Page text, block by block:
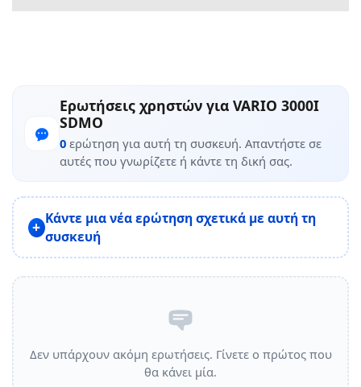
Ερωτήσεις χρηστών για VARIO 3000I
SDMO
0 ερώτηση για αυτή τη συσκευή. Απαντήστε σε
αυτές που γνωρίζετε ή κάντε τη δική σας.
Κάντε μια νέα ερώτηση σχετικά με αυτή τη
συσκευή
Δεν υπάρχουν ακόμη ερωτήσεις. Γίνετε ο πρώτος που
θα κάνει μία.